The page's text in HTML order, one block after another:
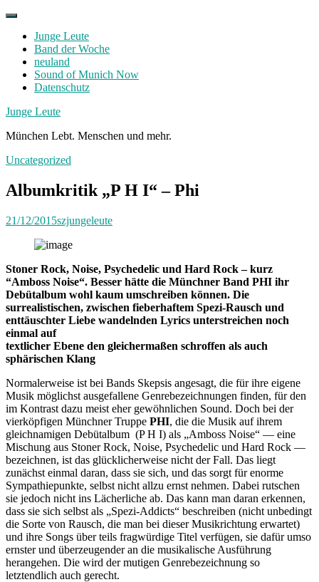
Skip
contentJunge Leute
Band der Woche
neuland
Sound of Munich Now
Datenschutz
Facebook
Twitter
Instagram
Junge Leute
München Lebt. Menschen und mehr.
Uncategorized
Albumkritik „P H I“ – Phi
21/12/2015szjungeleute
Stoner Rock, Noise, Psychedelic und Hard Rock – kurz
“Amboss Noise“. Besser hätte die Münchner Band PHI ihr
Debütalbum wohl kaum umschreiben können. Die
surrealistischen, zwischen fieberhaftem Spezi-Rausch und
enttäuschter Liebe wandelnden Lyrics unterstreichen noch
einmal auf
textlicher Ebene den gleichermaßen schroffen als auch
sphärischen Klang
Normalerweise ist bei Bands Skepsis angesagt, die für ihre eigene
Musik möglichst ausgefallene Genrebezeichnungen finden, für den
im Kontrast dazu meist eher gewöhnlichen Sound. Doch bei der
vierköpfigen Münchner Truppe PHI, die die Musik auf ihrem
gleichnamigen Debütalbum (P H I) als „Amboss Noise“ — eine
Mischung aus Stoner Rock, Noise, Psychedelic und Hard Rock —
bezeichnen, ist das glücklicherweise nicht der Fall. Das liegt
zunächst einmal daran, dass sie sich, und das sorgt für enorme
Sympathiepunkte, selbst nicht allzu ernst nehmen. Dabei rutschen
sie jedoch nicht ins Lächerliche ab. Das kann man daran erkennen,
dass sie sich selbst als „Spezi-Addicts“ beschreiben (nicht unbedingt
die Sorte von Rausch, die man bei dieser Musikrichtung erwartet)
und ihre Songs über teils fragwürdige Titel verfügen, sie dafür umso
ernster und überzeugender an die musikalische Ausführung
herangehen. Die wird der mutigen Genrebezeichnung so
letztendlich auch gerecht.